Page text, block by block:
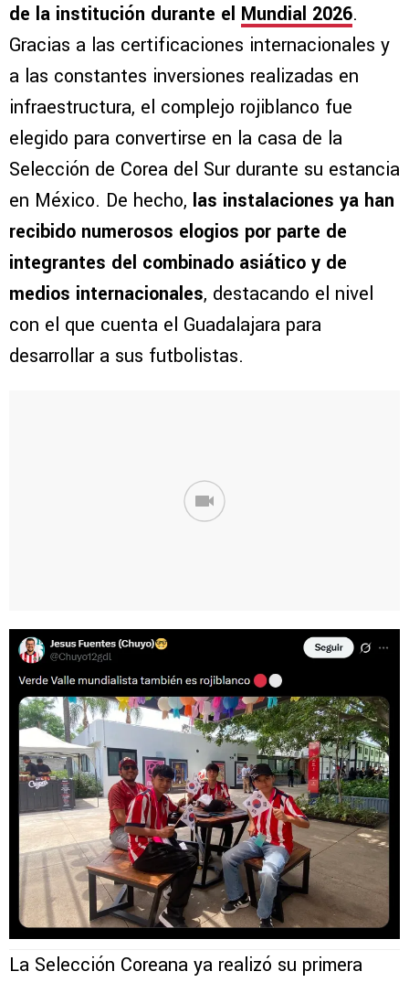
de la institución durante el Mundial 2026.
Gracias a las certificaciones internacionales y
a las constantes inversiones realizadas en
infraestructura, el complejo rojiblanco fue
elegido para convertirse en la casa de la
Selección de Corea del Sur durante su estancia
en México. De hecho, las instalaciones ya han
recibido numerosos elogios por parte de
integrantes del combinado asiático y de
medios internacionales, destacando el nivel
con el que cuenta el Guadalajara para
desarrollar a sus futbolistas.
La Selección Coreana ya realizó su primera